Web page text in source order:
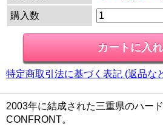
購入数
特定商取引法に基づく表記 (返品な
2003年に結成された三重県のハー
CONFRONT。